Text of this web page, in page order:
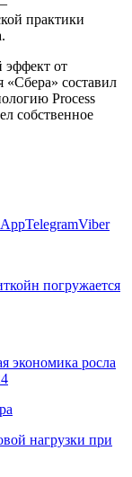
практики
эффект от
«Сбера» составил
Process
собственное
TelegramViber
погружается
экономика росла
нагрузки при